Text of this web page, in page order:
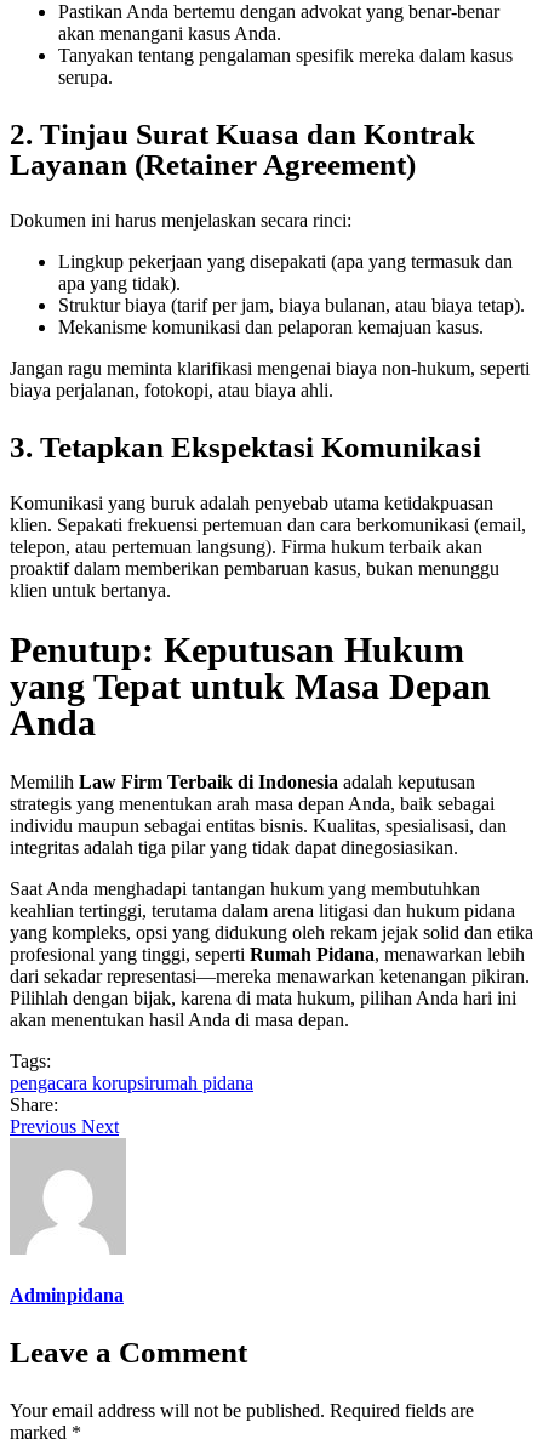
Pastikan Anda bertemu dengan advokat yang benar-benar
akan menangani kasus Anda.
Tanyakan tentang pengalaman spesifik mereka dalam kasus
serupa.
2. Tinjau Surat Kuasa dan Kontrak
Layanan (Retainer Agreement)
Dokumen ini harus menjelaskan secara rinci:
Lingkup pekerjaan yang disepakati (apa yang termasuk dan
apa yang tidak).
Struktur biaya (tarif per jam, biaya bulanan, atau biaya tetap).
Mekanisme komunikasi dan pelaporan kemajuan kasus.
Jangan ragu meminta klarifikasi mengenai biaya non-hukum, seperti
biaya perjalanan, fotokopi, atau biaya ahli.
3. Tetapkan Ekspektasi Komunikasi
Komunikasi yang buruk adalah penyebab utama ketidakpuasan
klien. Sepakati frekuensi pertemuan dan cara berkomunikasi (email,
telepon, atau pertemuan langsung). Firma hukum terbaik akan
proaktif dalam memberikan pembaruan kasus, bukan menunggu
klien untuk bertanya.
Penutup: Keputusan Hukum
yang Tepat untuk Masa Depan
Anda
Memilih Law Firm Terbaik di Indonesia adalah keputusan
strategis yang menentukan arah masa depan Anda, baik sebagai
individu maupun sebagai entitas bisnis. Kualitas, spesialisasi, dan
integritas adalah tiga pilar yang tidak dapat dinegosiasikan.
Saat Anda menghadapi tantangan hukum yang membutuhkan
keahlian tertinggi, terutama dalam arena litigasi dan hukum pidana
yang kompleks, opsi yang didukung oleh rekam jejak solid dan etika
profesional yang tinggi, seperti Rumah Pidana, menawarkan lebih
dari sekadar representasi—mereka menawarkan ketenangan pikiran.
Pilihlah dengan bijak, karena di mata hukum, pilihan Anda hari ini
akan menentukan hasil Anda di masa depan.
Tags:
pengacara korupsirumah pidana
Share:
Previous Next
Adminpidana
Leave a Comment
Your email address will not be published. Required fields are
marked *